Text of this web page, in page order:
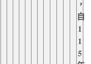
，
自
1
1
5